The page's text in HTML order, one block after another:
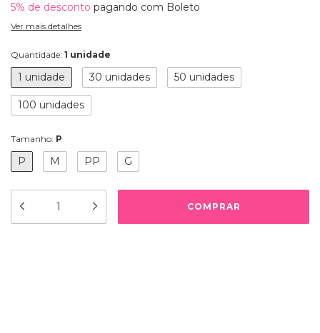
5% de desconto pagando com Boleto
Ver mais detalhes
Quantidade: 1 unidade
1 unidade 30 unidades 50 unidades
100 unidades
Tamanho: P
P M PP G